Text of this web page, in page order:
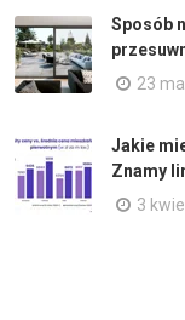
Sposób
23
Jakie
Znamy
3